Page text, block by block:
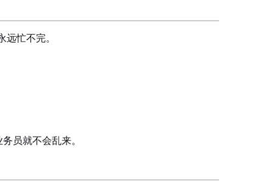
忙不完。
员就不会乱来。